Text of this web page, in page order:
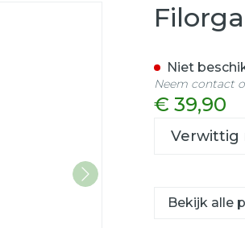
Patch Gel 8x2
€ 39,90
Verwittig
Niet
Neem contact
Bekijk alle